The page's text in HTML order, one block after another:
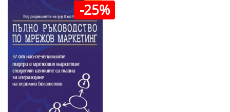
-25%